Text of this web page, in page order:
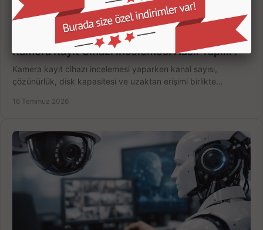
Kamera Kayıt Cihazı İncelemesi Nasıl Yapılır?
Kamera kayıt cihazı incelemesi yaparken kanal sayısı,
çözünürlük, disk kapasitesi ve uzaktan erişimi birlikte
16 Temmuz 2026